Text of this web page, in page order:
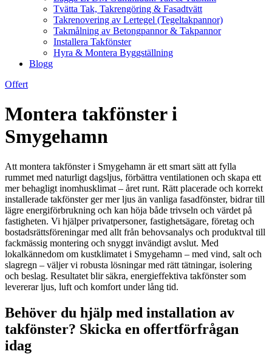
Tvätta Tak, Takrengöring & Fasadtvätt
Takrenovering av Lertegel (Tegeltakpannor)
Takmålning av Betongpannor & Takpannor
Installera Takfönster
Hyra & Montera Byggställning
Blogg
Offert
Montera takfönster i
Smygehamn
Att montera takfönster i Smygehamn är ett smart sätt att fylla
rummet med naturligt dagsljus, förbättra ventilationen och skapa ett
mer behagligt inomhusklimat – året runt. Rätt placerade och korrekt
installerade takfönster ger mer ljus än vanliga fasadfönster, bidrar till
lägre energiförbrukning och kan höja både trivseln och värdet på
fastigheten. Vi hjälper privatpersoner, fastighetsägare, företag och
bostadsrättsföreningar med allt från behovsanalys och produktval till
fackmässig montering och snyggt invändigt avslut. Med
lokalkännedom om kustklimatet i Smygehamn – med vind, salt och
slagregn – väljer vi robusta lösningar med rätt tätningar, isolering
och beslag. Resultatet blir säkra, energieffektiva takfönster som
levererar ljus, luft och komfort under lång tid.
Behöver du hjälp med installation av
takfönster? Skicka en offertförfrågan
idag